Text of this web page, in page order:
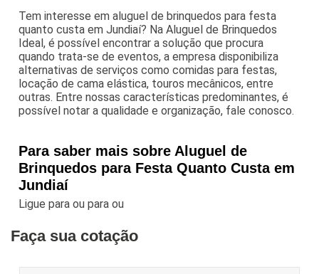
Tem interesse em aluguel de brinquedos para festa
quanto custa em Jundiaí? Na Aluguel de Brinquedos
Ideal, é possível encontrar a solução que procura
quando trata-se de eventos, a empresa disponibiliza
alternativas de serviços como comidas para festas,
locação de cama elástica, touros mecânicos, entre
outras. Entre nossas características predominantes, é
possível notar a qualidade e organização, fale conosco.
Para saber mais sobre Aluguel de
Brinquedos para Festa Quanto Custa em
Jundiaí
Ligue paraou paraou
Faça sua cotação